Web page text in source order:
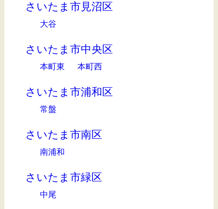
さいたま市見沼区
大谷
さいたま市中央区
本町東 本町西
さいたま市浦和区
常盤
さいたま市南区
南浦和
さいたま市緑区
中尾